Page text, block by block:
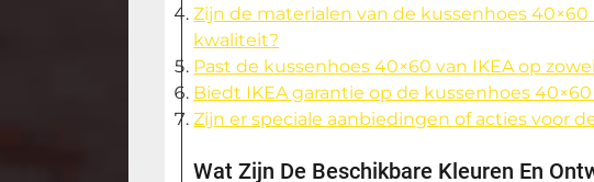
Zijn de materialen van de kussenhoes
kwaliteit?
Past de kussenhoes 40×60 van IKEA op
Biedt IKEA garantie op de kussenhoes
Zijn er speciale aanbiedingen of acties voor
Wat Zijn De Beschikbare Kleuren En